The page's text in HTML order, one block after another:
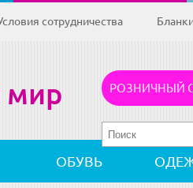
сотрудничества
мир РОЗНИЧНЫЙ
ОБУВЬ